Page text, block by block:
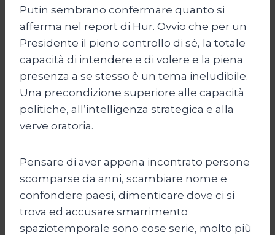
Putin sembrano confermare quanto si
afferma nel report di Hur. Ovvio che per un
Presidente il pieno controllo di sé, la totale
capacità di intendere e di volere e la piena
presenza a se stesso è un tema ineludibile.
Una precondizione superiore alle capacità
politiche, all’intelligenza strategica e alla
verve oratoria.
Pensare di aver appena incontrato persone
scomparse da anni, scambiare nome e
confondere paesi, dimenticare dove ci si
trova ed accusare smarrimento
spaziotemporale sono cose serie, molto più